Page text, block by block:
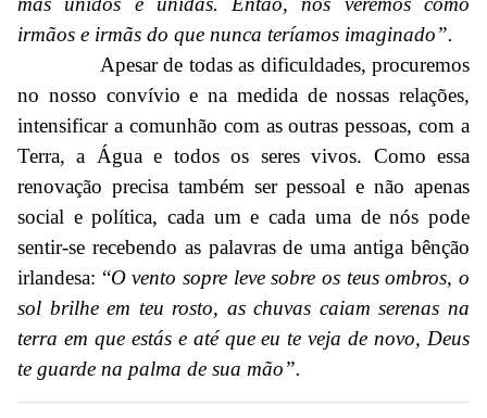
irmãos e irmãs do que nunca teríamos imaginado”.
Apesar de todas as dificuldades, procuremos
no nosso convívio e na medida de nossas relações,
intensificar a comunhão com as outras pessoas, com a
Terra, a Água e todos os seres vivos. Como essa
renovação precisa também ser pessoal e não apenas
social e política, cada um e cada uma de nós pode
sentir-se recebendo as palavras de uma antiga bênção
irlandesa: “O vento sopre leve sobre os teus ombros, o
sol brilhe em teu rosto, as chuvas caiam serenas na
terra em que estás e até que eu te veja de novo, Deus
te guarde na palma de sua mão”.